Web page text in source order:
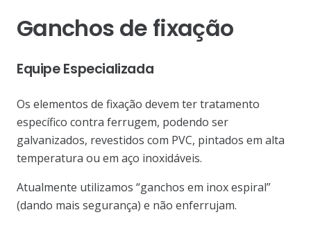
Ganchos de fixação
Equipe Especializada
Os elementos de fixação devem ter tratamento
específico contra ferrugem, podendo ser
galvanizados, revestidos com PVC, pintados em alta
temperatura ou em aço inoxidáveis.
Atualmente utilizamos “ganchos em inox espiral”
(dando mais segurança) e não enferrujam.